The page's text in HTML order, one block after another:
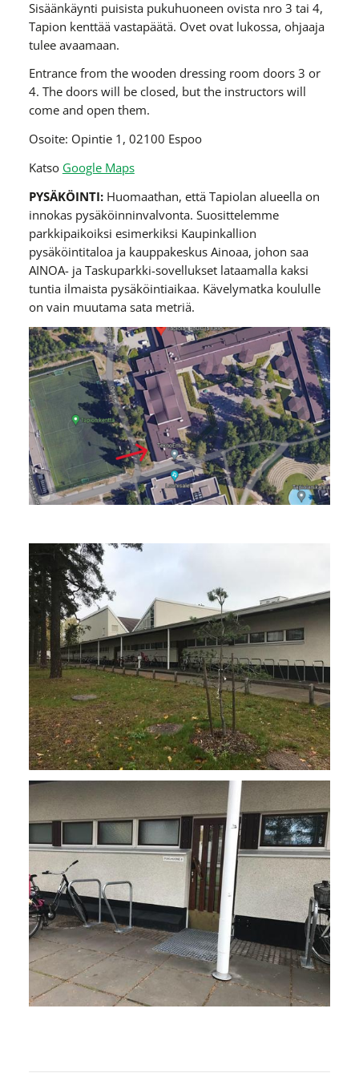
Sisäänkäynti puisista pukuhuoneen ovista nro 3 tai 4,
Tapion kenttää vastapäätä. Ovet ovat lukossa, ohjaaja
tulee avaamaan.
Entrance from the wooden dressing room doors 3 or
4. The doors will be closed, but the instructors will
come and open them.
Osoite: Opintie 1, 02100 Espoo
Katso Google Maps
PYSÄKÖINTI: Huomaathan, että Tapiolan alueella on
innokas pysäköinninvalvonta. Suosittelemme
parkkipaikoiksi esimerkiksi Kaupinkallion
pysäköintitaloa ja kauppakeskus Ainoaa, johon saa
AINOA- ja Taskuparkki-sovellukset lataamalla kaksi
tuntia ilmaista pysäköintiaikaa. Kävelymatka koululle
on vain muutama sata metriä.